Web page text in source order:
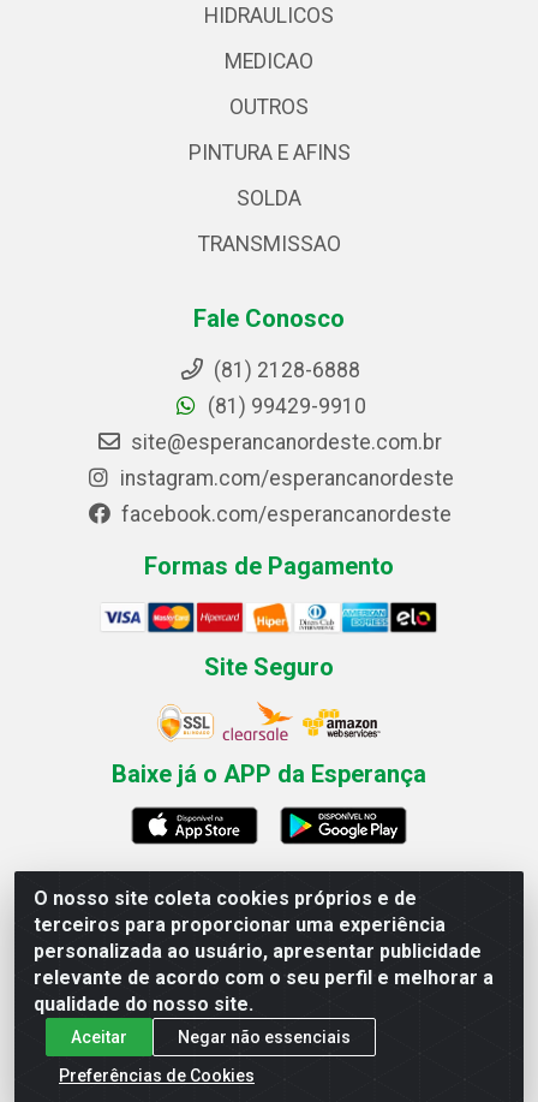
O nosso site coleta cookies próprios e de
terceiros para proporcionar uma experiência
personalizada ao usuário, apresentar publicidade
relevante de acordo com o seu perfil e melhorar a
qualidade do nosso site.
Aceitar
Negar não essenciais
Preferências de Cookies
HIDRAULICOS
MEDICAO
OUTROS
PINTURA E AFINS
SOLDA
TRANSMISSAO
Fale Conosco
(81) 2128-6888
(81) 99429-9910
site@esperancanordeste.com.br
instagram.com/esperancanordeste
facebook.com/esperancanordeste
Formas de Pagamento
Site Seguro
Baixe já o APP da Esperança
Esperança Nordeste - Rua Professor Caldas Filho, 291 -
Estância - Recife / PE CEP: 50771-335 - CNPJ
03.666.136/0001-23